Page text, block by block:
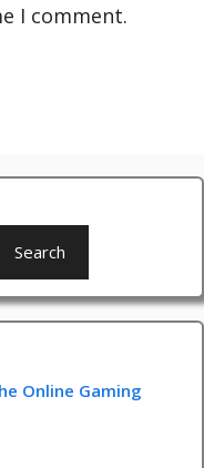
I comment.
Search
Online Gaming